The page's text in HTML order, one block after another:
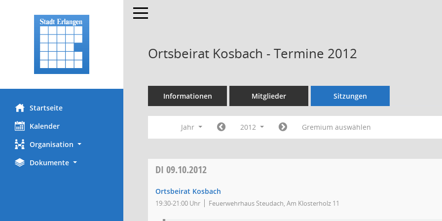
Startseite
Kalender
Organisation
Dokumente
Toggle navigation
Ortsbeirat Kosbach - Termine 2012
Informationen Mitglieder Sitzungen
Jahr 2012 Gremium auswählen
DI 09.10.2012
Ortsbeirat Kosbach
19:30-21:00 Uhr Feuerwehrhaus Steudach, Am Klosterholz 11